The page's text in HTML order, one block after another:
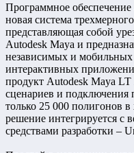
Программное обеспечение
новая система
представляющая собой
Autodesk Maya и
независимых и мобильных
интерактивных
продукт Autodesk Maya
сценариев и подключения
только 25 000 полигонов
решение интегрируется
средствами разработки –